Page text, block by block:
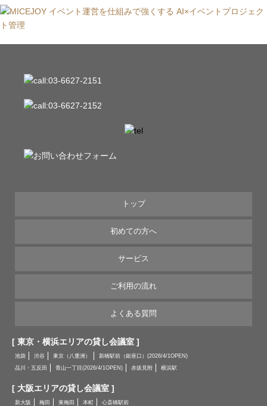
トップ
初めての方へ
サービス
ご利用の流れ
よくある質問
[ 東京・横浜エリアの貸し会議室 ]
池袋 渋谷 東京（八重洲）
新橋駅前（銀座口）(2026/4/1OPEN)
品川・五反田
青山一丁目(2026/4/1OPEN) 赤坂見附 横浜駅
[ 大阪エリアの貸し会議室 ]
新大阪 梅田 東梅田 本町 心斎橋駅前